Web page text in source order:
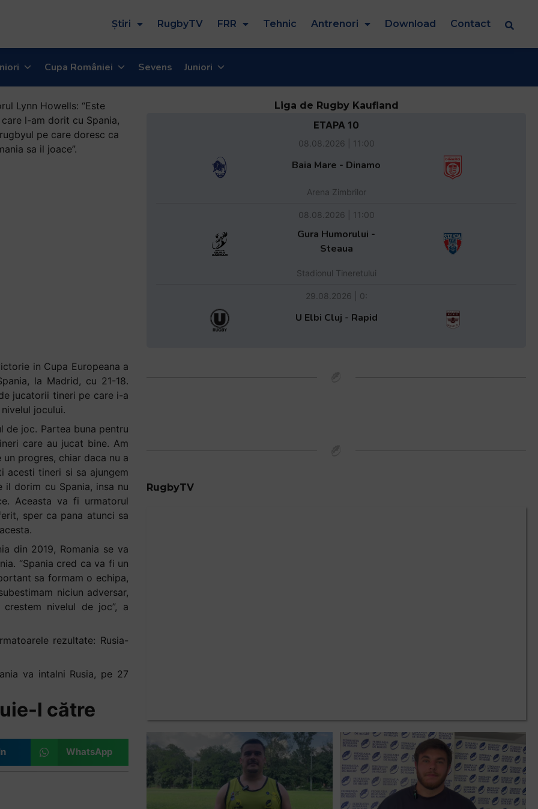
Știri RugbyTV FRR Tehnic Antrenori Download Contact
Cupa României Sevens Juniori
in Cupa Europeana a
la Madrid, cu 21-18.
jucatorii tineri pe care i-a
jocului.
de joc. Partea buna pentru
care au jucat bine. Am
progres, chiar daca nu a
tineri si sa ajungem
dorim cu Spania, insa nu
Aceasta va fi urmatorul
sper ca pana atunci sa
din 2019, Romania se va
“Spania cred ca va fi un
sa formam o echipa,
niciun adversar,
nivelul de joc”, a
rezultate: Rusia-
va intalni Rusia, pe 27
l către
WhatsApp
Liga de Rugby Kaufland
ETAPA 10
08.08.2026 | 11:00
Baia Mare - Dinamo
Arena Zimbrilor
08.08.2026 | 11:00
Gura Humorului -
Steaua
Stadionul Tineretului
29.08.2026 | 0:
U Elbi Cluj - Rapid
RugbyTV